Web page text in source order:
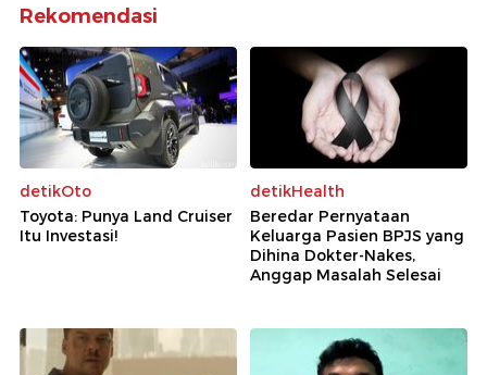
Rekomendasi
detikOto
Toyota: Punya Land Cruiser
Itu Investasi!
detikHealth
Beredar Pernyataan
Keluarga Pasien BPJS yang
Dihina Dokter-Nakes,
Anggap Masalah Selesai